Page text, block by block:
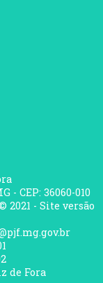
- CEP: 36060-010
2021 - Site versão
de Fora